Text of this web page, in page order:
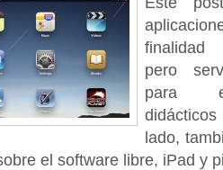
finalidad
pero
para
lado,
el software libre, iPad y